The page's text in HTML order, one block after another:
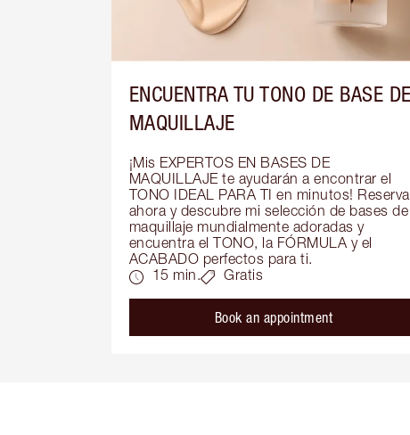
ENCUENTRA TU TONO DE BASE DE
MAQUILLAJE
¡Mis EXPERTOS EN BASES DE
MAQUILLAJE te ayudarán a encontrar el
TONO IDEAL PARA TI en minutos! Reserva
ahora y descubre mi selección de bases de
maquillaje mundialmente adoradas y
encuentra el TONO, la FÓRMULA y el
ACABADO perfectos para ti.
15 min.
Gratis
Book an appointment